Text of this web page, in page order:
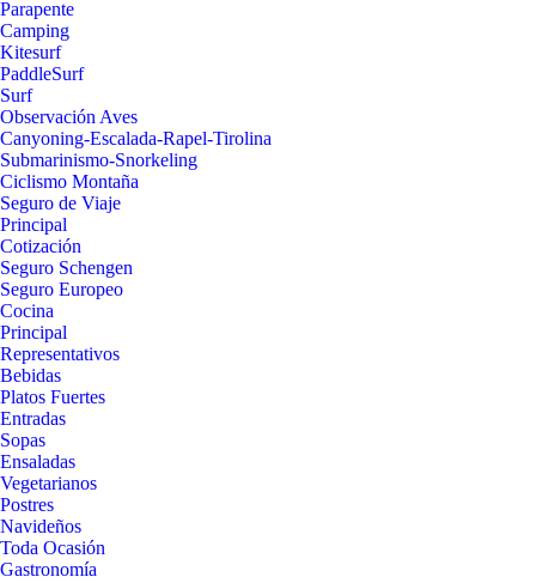
Parapente
Camping
Kitesurf
PaddleSurf
Surf
Observación Aves
Canyoning-Escalada-Rapel-Tirolina
Submarinismo-Snorkeling
Ciclismo Montaña
Seguro de Viaje
Principal
Cotización
Seguro Schengen
Seguro Europeo
Cocina
Principal
Representativos
Bebidas
Platos Fuertes
Entradas
Sopas
Ensaladas
Vegetarianos
Postres
Navideños
Toda Ocasión
Gastronomía